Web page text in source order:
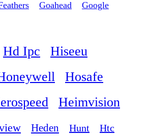
Goahead Google
Hd Ipc
Hiseeu
Hosafe
Heimvision
Heden Hunt Htc